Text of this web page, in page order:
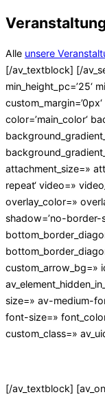
Alle unsere
[/av_textblock] [/
min_height_pc=’25‘
color=’main_color‘
attachment_size=»
repeat‘ video=»
overlay_color=»
shadow=’no-border-
custom_arrow_bg=»
size=» av-medium-
font-size=»
custom_class=»
[/av_textblock]